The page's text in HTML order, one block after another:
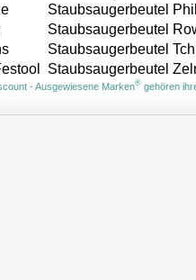
Staubsaugerbeutel
Staubsaugerbeutel
Staubsaugerbeutel
Staubsaugerbeutel
- Ausgewiesene Marken®gehören